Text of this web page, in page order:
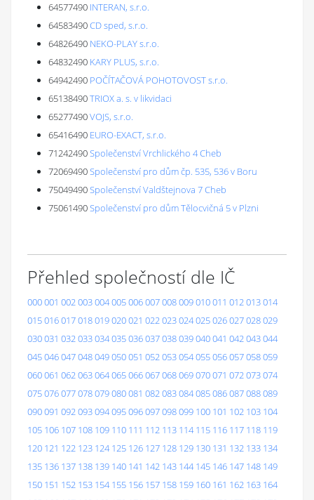
64577490 INTERAN, s.r.o.
64583490CD sped, s.r.o.
64826490 NEKO-PLAY s.r.o.
64832490 KARY PLUS, s.r.o.
64942490 POČÍTAČOVÁ POHOTOVOST s.r.o.
65138490TRIOX a. s. v likvidaci
65277490VOJS, s.r.o.
65416490 EURO-EXACT, s.r.o.
71242490Společenství Vrchlického 4 Cheb
72069490Společenství pro dům čp. 535, 536 v Boru
75049490Společenství Valdštejnova 7 Cheb
75061490Společenství pro dům Tělocvičná 5 v Plzni
Přehled společností dle IČ
000001 002003004005006007008009010011 012013014
015016017018019020021 022023024025026027028029
030031 032033034035036037038039040041 042043044
045046047048049050051 052053054055056057058059
060061 062063064065066067068069070071 072073074
075076077078079080081 082083084085086087088089
090091 092093094095096097098099 100 101 102 103 104
105 106 107 108 109 110 111 112 113 114 115 116 117 118 119
120 121 122 123 124 125 126 127 128 129 130 131 132 133 134
135 136 137 138 139 140 141 142 143 144 145 146 147 148 149
150 151 152 153 154 155 156 157 158 159 160 161 162 163 164